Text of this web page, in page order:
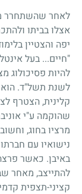
לאחר שהשתחרר
אצלו בביתו
יפה והצטיין
"חיים... בעל
להיות פסיכולוג
לשנת תשל"ד. הוא
קלינית, הצטרף
שהוקמה ע"י
מרציו בחוג,
נישואיו עם
באיבן. כאשר
להתייצב, מאחר
קציני-תצפית